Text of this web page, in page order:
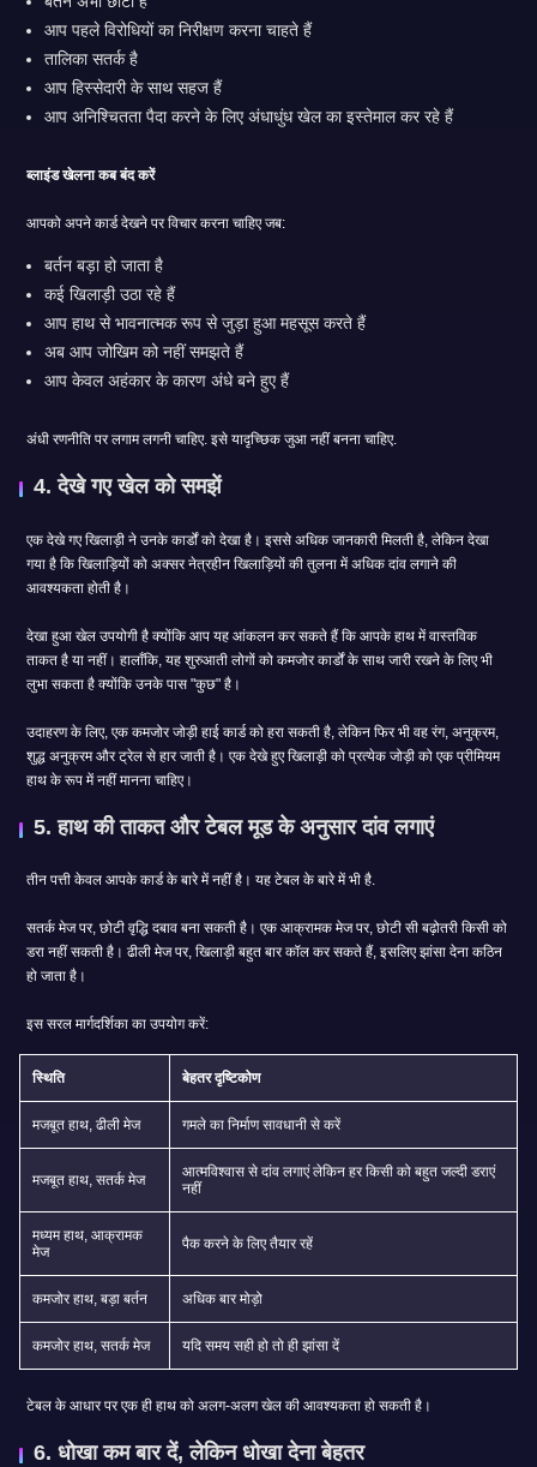
आप पहले विरोधियों का निरीक्षण करना चाहते हैं
तालिका सतर्क है
आप हिस्सेदारी के साथ सहज हैं
आप अनिश्चितता पैदा करने के लिए अंधाधुंध खेल का इस्तेमाल कर रहे हैं
ब्लाइंड खेलना कब बंद करें
आपको अपने कार्ड देखने पर विचार करना चाहिए जब:
बर्तन बड़ा हो जाता है
कई खिलाड़ी उठा रहे हैं
आप हाथ से भावनात्मक रूप से जुड़ा हुआ महसूस करते हैं
अब आप जोखिम को नहीं समझते हैं
आप केवल अहंकार के कारण अंधे बने हुए हैं
अंधी रणनीति पर लगाम लगनी चाहिए. इसे यादृच्छिक जुआ नहीं बनना चाहिए.
4. देखे गए खेल को समझें
एक देखे गए खिलाड़ी ने उनके कार्डों को देखा है। इससे अधिक जानकारी मिलती है, लेकिन देखा
गया है कि खिलाड़ियों को अक्सर नेत्रहीन खिलाड़ियों की तुलना में अधिक दांव लगाने की
आवश्यकता होती है।
देखा हुआ खेल उपयोगी है क्योंकि आप यह आंकलन कर सकते हैं कि आपके हाथ में वास्तविक
ताकत है या नहीं। हालाँकि, यह शुरुआती लोगों को कमजोर कार्डों के साथ जारी रखने के लिए भी
लुभा सकता है क्योंकि उनके पास "कुछ" है।
उदाहरण के लिए, एक कमजोर जोड़ी हाई कार्ड को हरा सकती है, लेकिन फिर भी वह रंग, अनुक्रम,
शुद्ध अनुक्रम और ट्रेल से हार जाती है। एक देखे हुए खिलाड़ी को प्रत्येक जोड़ी को एक प्रीमियम
हाथ के रूप में नहीं मानना ​​चाहिए।
5. हाथ की ताकत और टेबल मूड के अनुसार दांव लगाएं
तीन पत्ती केवल आपके कार्ड के बारे में नहीं है। यह टेबल के बारे में भी है.
सतर्क मेज पर, छोटी वृद्धि दबाव बना सकती है। एक आक्रामक मेज पर, छोटी सी बढ़ोतरी किसी को
डरा नहीं सकती है। ढीली मेज पर, खिलाड़ी बहुत बार कॉल कर सकते हैं, इसलिए झांसा देना कठिन
हो जाता है।
इस सरल मार्गदर्शिका का उपयोग करें:
स्थिति बेहतर दृष्टिकोण
मजबूत हाथ, ढीली मेज गमले का निर्माण सावधानी से करें
मजबूत हाथ, सतर्क मेज
आत्मविश्वास से दांव लगाएं लेकिन हर किसी को बहुत जल्दी डराएं
नहीं
मध्यम हाथ, आक्रामक
मेज
पैक करने के लिए तैयार रहें
कमजोर हाथ, बड़ा बर्तन अधिक बार मोड़ो
कमजोर हाथ, सतर्क मेज यदि समय सही हो तो ही झांसा दें
टेबल के आधार पर एक ही हाथ को अलग-अलग खेल की आवश्यकता हो सकती है।
6. धोखा कम बार दें, लेकिन धोखा देना बेहतर